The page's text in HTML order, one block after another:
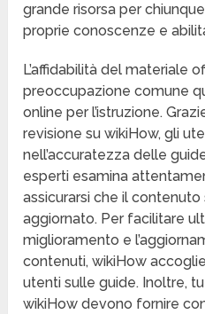
grande risorsa per
proprie conoscenze e
L’affidabilità del materiale
preoccupazione comune
online per l’istruzione.
revisione su wikiHow, gli
nell’accuratezza delle
esperti esamina
assicurarsi che il contenuto
aggiornato. Per facilitare
miglioramento e
contenuti, wikiHow
utenti sulle guide. Inoltre,
wikiHow devono fornire